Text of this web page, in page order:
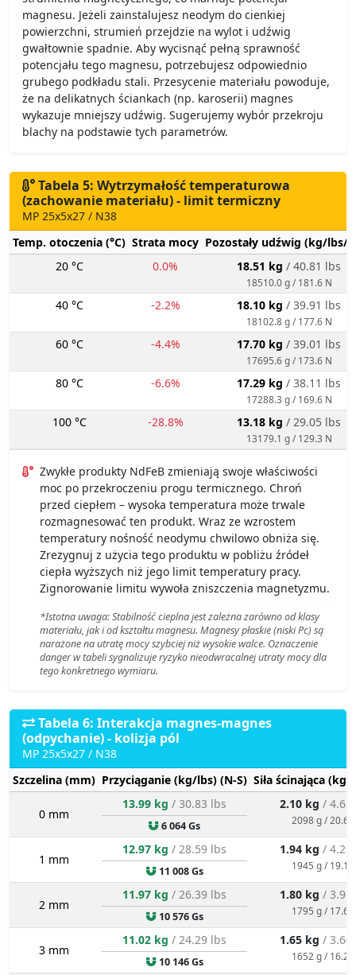
magnesu. Jeżeli zainstalujesz neodym do cienkiej
powierzchni, strumień przejdzie na wylot i udźwig
gwałtownie spadnie. Aby wycisnąć pełną sprawność
potencjału tego magnesu, potrzebujesz odpowiednio
grubego podkładu stali. Przesycenie materiału powoduje,
że na delikatnych ściankach (np. karoserii) magnes
wykazuje mniejszy udźwig. Sugerujemy wybór przekroju
blachy na podstawie tych parametrów.
Tabela 5: Wytrzymałość temperaturowa
(zachowanie materiału) - limit termiczny
MP 25x5x27 / N38
Temp. otoczenia (°C) Strata mocy Pozostały udźwig (kg/lbs/
20 °C
0.0% 18.51 kg / 40.81 lbs
18510.0 g / 181.6 N
40 °C -2.2% 18.10 kg / 39.91 lbs
18102.8 g / 177.6 N
60 °C -4.4% 17.70 kg / 39.01 lbs
17695.6 g / 173.6 N
80 °C -6.6% 17.29 kg / 38.11 lbs
17288.3 g / 169.6 N
100 °C -28.8% 13.18 kg / 29.05 lbs
13179.1 g / 129.3 N
Zwykłe produkty NdFeB zmieniają swoje właściwości
moc po przekroczeniu progu termicznego. Chroń
przed ciepłem – wysoka temperatura może trwale
rozmagnesować ten produkt. Wraz ze wzrostem
temperatury nośność neodymu chwilowo obniża się.
Zrezygnuj z użycia tego produktu w pobliżu źródeł
ciepła wyższych niż jego limit temperatury pracy.
Zignorowanie limitu wywoła zniszczenia magnetyzmu.
*Istotna uwaga: Stabilność cieplna jest zależna zarówno od klasy
materiału, jak i od kształtu magnesu. Magnesy płaskie (niski Pc) są
narażone na utratę mocy szybciej niż wysokie walce. Oznaczenie
danger w tabeli sygnalizuje ryzyko nieodwracalnej utraty mocy dla
tego konkretnego wymiaru.
Tabela 6: Interakcja magnes-magnes
(odpychanie) - kolizja pól
MP 25x5x27 / N38
Szczelina (mm) Przyciąganie (kg/lbs) (N-S) Siła ścinająca
0 mm
13.99 kg / 30.83 lbs
6 064 Gs
2.10 kg / 4.62
2098 g / 20.6
1 mm
12.97 kg / 28.59 lbs
11 008 Gs
1.94 kg / 4.29
1945 g / 19.1
2 mm
11.97 kg / 26.39 lbs
10 576 Gs
1.80 kg / 3.96
1795 g / 17.6
3 mm
11.02 kg / 24.29 lbs
10 146 Gs
1.65 kg / 3.64
1652 g / 16.2